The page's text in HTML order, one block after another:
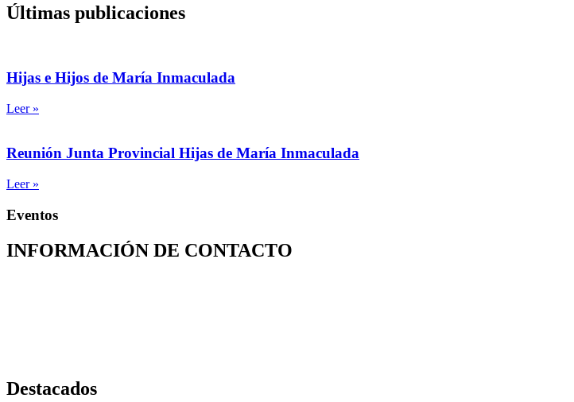
Últimas publicaciones
Hijas e Hijos de María Inmaculada
Leer »
Reunión Junta Provincial Hijas de María Inmaculada
Leer »
Eventos
INFORMACIÓN DE CONTACTO
Destacados